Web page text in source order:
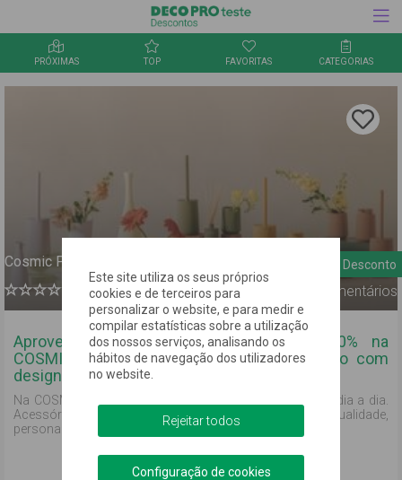
PRÓXIMAS TOP FAVORITAS CATEGORIAS
Inquérito
Clica
para
Cosmic PT Desconto
Comentários
Aproveita um desconto exclusivo de 30% na
COSMIC e transforma a tua casa de banho com
design e funcionalidade
Na COSMIC, acreditamos no design que melhora o teu dia a dia.
Acessórios para casa de banho e para o lar com qualidade,
personalidade e caráter. Cosmic Brand, 100% tu.
Comprar online
Este site utiliza os seus próprios
cookies e de terceiros para
personalizar o website, e para medir e
compilar estatísticas sobre a utilização
dos nossos serviços, analisando os
hábitos de navegação dos utilizadores
no website.
Configuração de cookies
Rejeitar todos